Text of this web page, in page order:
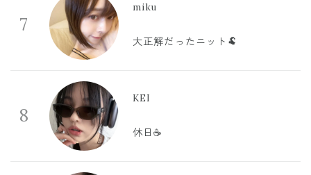
7
miku
大正解だったニット🐏
8
KEI
休日☕️